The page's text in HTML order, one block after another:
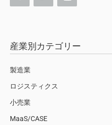
産業別カテゴリー
製造業
ロジスティクス
小売業
MaaS/CASE